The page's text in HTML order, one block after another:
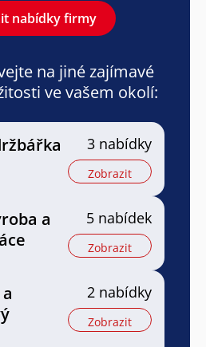
nabídky firmy
na jiné zajímavé
ve vašem okolí:
3 nabídky
Zobrazit
a
5 nabídek
Zobrazit
2 nabídky
Zobrazit